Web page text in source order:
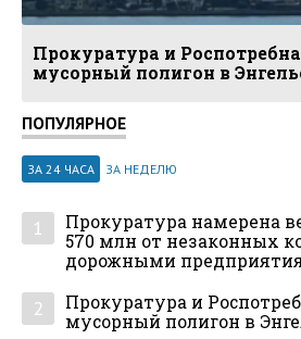
Прокуратура и
мусорный полигон в
ПОПУЛЯРНОЕ
ЗА 24 ЧАСА ЗА НЕДЕЛЮ
1
Прокуратура намерена
570 млн от незаконных
дорожными
2
Прокуратура и
мусорный полигон в